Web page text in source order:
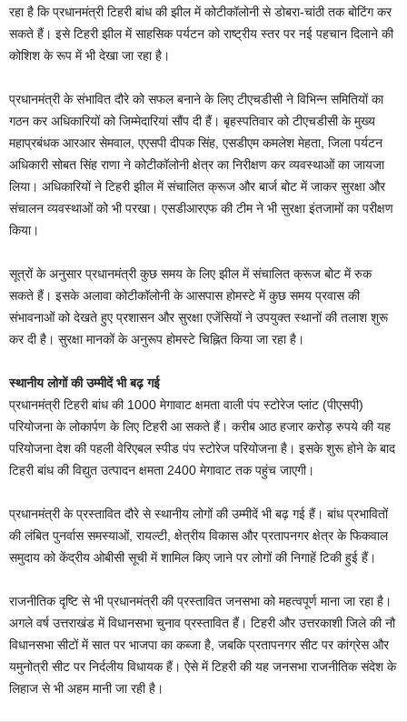
रहा है कि प्रधानमंत्री टिहरी बांध की झील में कोटीकॉलोनी से डोबरा-चांठी तक बोटिंग कर
सकते हैं। इसे टिहरी झील में साहसिक पर्यटन को राष्ट्रीय स्तर पर नई पहचान दिलाने की
कोशिश के रूप में भी देखा जा रहा है।
प्रधानमंत्री के संभावित दौरे को सफल बनाने के लिए टीएचडीसी ने विभिन्न समितियों का
गठन कर अधिकारियों को जिम्मेदारियां सौंप दी हैं। बृहस्पतिवार को टीएचडीसी के मुख्य
महाप्रबंधक आरआर सेमवाल, एएसपी दीपक सिंह, एसडीएम कमलेश मेहता, जिला पर्यटन
अधिकारी सोबत सिंह राणा ने कोटीकॉलोनी क्षेत्र का निरीक्षण कर व्यवस्थाओं का जायजा
लिया। अधिकारियों ने टिहरी झील में संचालित क्रूज और बार्ज बोट में जाकर सुरक्षा और
संचालन व्यवस्थाओं को भी परखा। एसडीआरएफ की टीम ने भी सुरक्षा इंतजामों का परीक्षण
किया।
सूत्रों के अनुसार प्रधानमंत्री कुछ समय के लिए झील में संचालित क्रूज बोट में रुक
सकते हैं। इसके अलावा कोटीकॉलोनी के आसपास होमस्टे में कुछ समय प्रवास की
संभावनाओं को देखते हुए प्रशासन और सुरक्षा एजेंसियों ने उपयुक्त स्थानों की तलाश शुरू
कर दी है। सुरक्षा मानकों के अनुरूप होमस्टे चिह्नित किया जा रहा है।
स्थानीय लोगों की उम्मीदें भी बढ़ गई
प्रधानमंत्री टिहरी बांध की 1000 मेगावाट क्षमता वाली पंप स्टोरेज प्लांट (पीएसपी)
परियोजना के लोकार्पण के लिए टिहरी आ सकते हैं। करीब आठ हजार करोड़ रुपये की यह
परियोजना देश की पहली वेरिएबल स्पीड पंप स्टोरेज परियोजना है। इसके शुरू होने के बाद
टिहरी बांध की विद्युत उत्पादन क्षमता 2400 मेगावाट तक पहुंच जाएगी।
प्रधानमंत्री के प्रस्तावित दौरे से स्थानीय लोगों की उम्मीदें भी बढ़ गई हैं। बांध प्रभावितों
की लंबित पुनर्वास समस्याओं, रायल्टी, क्षेत्रीय विकास और प्रतापनगर क्षेत्र के फिकवाल
समुदाय को केंद्रीय ओबीसी सूची में शामिल किए जाने पर लोगों की निगाहें टिकी हुई हैं।
राजनीतिक दृष्टि से भी प्रधानमंत्री की प्रस्तावित जनसभा को महत्वपूर्ण माना जा रहा है।
अगले वर्ष उत्तराखंड में विधानसभा चुनाव प्रस्तावित हैं। टिहरी और उत्तरकाशी जिले की नौ
विधानसभा सीटों में सात पर भाजपा का कब्जा है, जबकि प्रतापनगर सीट पर कांग्रेस और
यमुनोत्री सीट पर निर्दलीय विधायक हैं। ऐसे में टिहरी की यह जनसभा राजनीतिक संदेश के
लिहाज से भी अहम मानी जा रही है।